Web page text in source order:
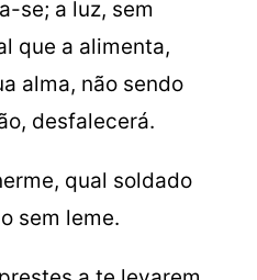
se; a luz, sem
que a alimenta,
alma, não sendo
desfalecerá.
qual soldado
sem leme.